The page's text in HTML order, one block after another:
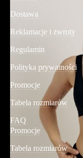
Dostawa
Reklamacje i zwroty
Regulamin
Polityka prywatności
Promocje
Tabela rozmiarów
FAQ
Promocje
Tabela rozmiarów